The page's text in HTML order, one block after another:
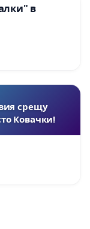
в
срещу
Ковачки!